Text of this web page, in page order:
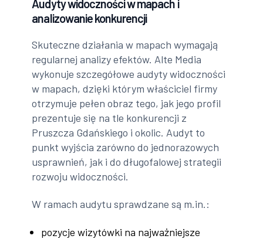
Audyty widoczności w mapach i
analizowanie konkurencji
Skuteczne działania w mapach wymagają
regularnej analizy efektów. Alte Media
wykonuje szczegółowe audyty widoczności
w mapach, dzięki którym właściciel firmy
otrzymuje pełen obraz tego, jak jego profil
prezentuje się na tle konkurencji z
Pruszcza Gdańskiego i okolic. Audyt to
punkt wyjścia zarówno do jednorazowych
usprawnień, jak i do długofalowej strategii
rozwoju widoczności.
W ramach audytu sprawdzane są m.in.:
pozycje wizytówki na najważniejsze